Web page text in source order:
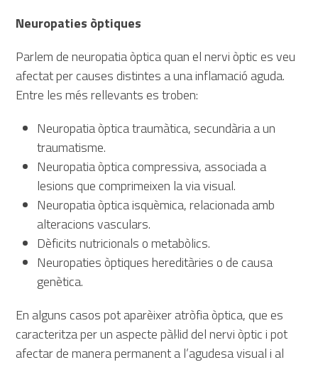
Neuropaties òptiques
Parlem de neuropatia òptica quan el nervi òptic es veu
afectat per causes distintes a una inflamació aguda.
Entre les més rellevants es troben:
Neuropatia òptica traumàtica, secundària a un
traumatisme.
Neuropatia òptica compressiva, associada a
lesions que comprimeixen la via visual.
Neuropatia òptica isquèmica, relacionada amb
alteracions vasculars.
Dèficits nutricionals o metabòlics.
Neuropaties òptiques hereditàries o de causa
genètica.
En alguns casos pot aparèixer atròfia òptica, que es
caracteritza per un aspecte pàl·lid del nervi òptic i pot
afectar de manera permanent a l’agudesa visual i al